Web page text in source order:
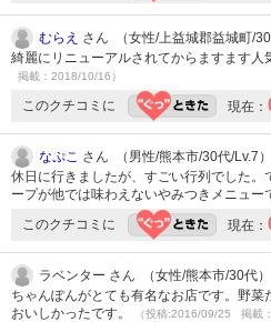
むらえ さん （女性/上益城郡益城町/30
綺麗にリニューアルされてからますます
掲載：2018/10/16）
このクチコミに 現在：
なぷこ さん （男性/熊本市/30代/Lv.7）
休日に行きましたが、すごい行列でした
ープが他では味わえないやみつきメニュー
このクチコミに 現在：
ラベンター さん （女性/熊本市/30代）
ちゃんぽんがとても有名なお店です。野
おいしかったです。
（投稿:2016/09/25 掲載